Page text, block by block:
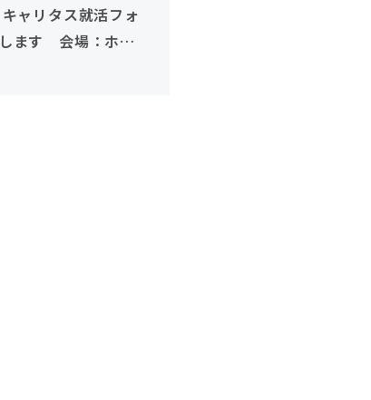
キャリタス就活フォ
ます 会場：ホテ